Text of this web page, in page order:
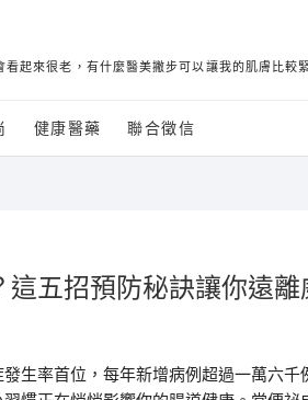
起來很老，有什麼醫美撇步可以讓我的肌膚比較
健康醫藥 聯合徵信
這五招預防秘訣讓你遠離
生率首位，每年新增病例超過一萬六